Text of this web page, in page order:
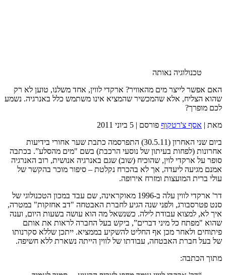
טכנולוגיה נאותה
האם אפשר לייצר מים מהאוויר? ארקדי לווין, אחד משלנו, טוען לא רק
שהוא הצליח, אלא שהמכשיר שהמציא אינו משתמש כלל באנרגיה. נשמע
לכם מופרך?
מאת | אסף צ'רטקוף פורסם | 5 ביוני 2011
ביום שני האחרון (30.5.11) התפרסמה כתבת שער אחורי בידיעות
אחרונות (לפחות בעיתון של נוסעי הרכבת) בשם "מים מהסלע”. בכתבה
סופר על ארקדי לוין, שהוכיח (שוב) שגם באנרגיה אנושית, רוב האנרגיה
אמנם מגיעה ליעדה, אך לא בהכרח נקלטת – סיפור מוכר בהקשר של
עולי ברית המועצות ומזרח אירופה.
דר' ארקדי לווין עלה ב-1996 מאוקראינה, שם עבד במכון הטכנולוגי של
סנט פטרסבורג, ולפני שנה הגיע לחברת האבטחה "דב אחזקות" במטרה,
איך לא, למצוא עבודת לילה. כשנשאל מה הוא עושה בשעות היום, וענה
שהוא "מפתח כל מיני דברים”, ביקש בעל החברה לראות את אותם
פיתוחים ולאחר מכן אף החליט להשקיע בממציא. ייתכן שללא סקרנותו
של בעל חברת האבטחה, עבודתו של לווין הייתה נשארת ללא חשיפה.
מתוך הכתבה: